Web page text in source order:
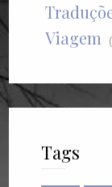
Viagem
Tags